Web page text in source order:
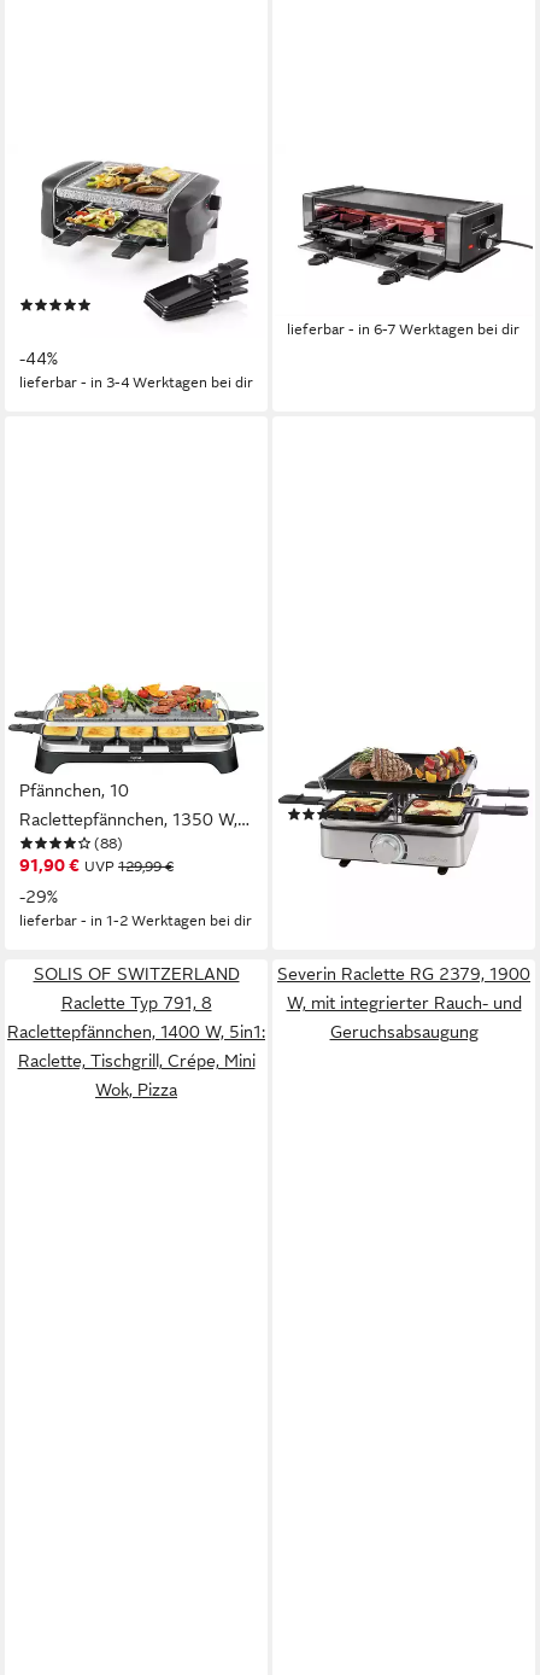
PRINCESS
Raclette, 4
Raclettepfännchen, 600 W,
Stonegrillparty Tischgrill 2-4
Personen Gerät heißer Stein-
Platte
-44%
lieferbar - in 3-4 Werktagen bei dir
Raclette Finesse Basic 48730,
8 Raclettepfännchen, 1200 W,
wendbare Grillplatte glatt und
lieferbar - in 6-7 Werktagen bei dir
TEFAL
Raclette Pierrade, Naturstein,
spülmaschinengeeignete
Pfännchen, 10
Raclettepfännchen, 1350 W,
Abnehmbares Kabel, inkl.
Schaber, PR457B
(88)
91,90 € UVP 129,99 €
-29%
lieferbar - in 1-2 Werktagen bei dir
Raclette, inkl. 4 Pfännchen
und 4 Spachtel
(6)
29,95 €
lieferbar - in 2-3 Werktagen bei dir
SOLIS OF SWITZERLAND
Raclette Typ 791, 8
Raclettepfännchen, 1400 W, 5in1:
Raclette, Tischgrill, Crépe, Mini
Wok, Pizza
Severin Raclette RG 2379, 1900
W, mit integrierter Rauch- und
Geruchsabsaugung